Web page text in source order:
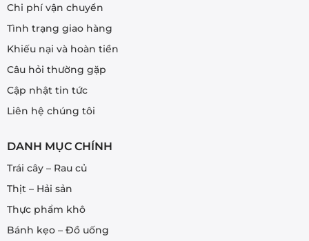
Chi phí vận chuyển
Tình trạng giao hàng
Khiếu nại và hoàn tiền
Câu hỏi thường gặp
Cập nhật tin tức
Liên hệ chúng tôi
DANH MỤC CHÍNH
Trái cây – Rau củ
Thịt – Hải sản
Thực phẩm khô
Bánh kẹo – Đồ uống